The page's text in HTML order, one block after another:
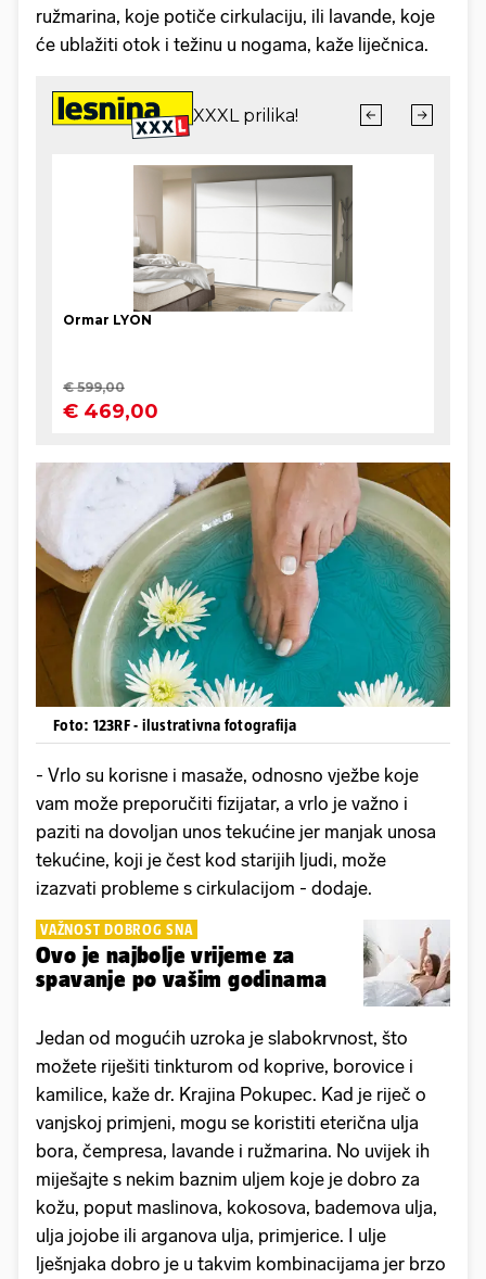
ružmarina, koje potiče cirkulaciju, ili lavande, koje
će ublažiti otok i težinu u nogama, kaže liječnica.
Foto: 123RF - ilustrativna fotografija
- Vrlo su korisne i masaže, odnosno vježbe koje
vam može preporučiti fizijatar, a vrlo je važno i
paziti na dovoljan unos tekućine jer manjak unosa
tekućine, koji je čest kod starijih ljudi, može
izazvati probleme s cirkulacijom - dodaje.
VAŽNOST DOBROG SNA
Ovo je najbolje vrijeme za
spavanje po vašim godinama
Jedan od mogućih uzroka je slabokrvnost, što
možete riješiti tinkturom od koprive, borovice i
kamilice, kaže dr. Krajina Pokupec. Kad je riječ o
vanjskoj primjeni, mogu se koristiti eterična ulja
bora, čempresa, lavande i ružmarina. No uvijek ih
miješajte s nekim baznim uljem koje je dobro za
kožu, poput maslinova, kokosova, bademova ulja,
ulja jojobe ili arganova ulja, primjerice. I ulje
lješnjaka dobro je u takvim kombinacijama jer brzo